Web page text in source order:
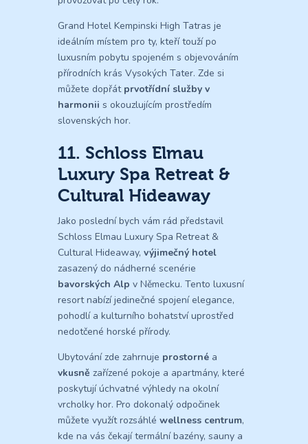
Grand Hotel Kempinski High Tatras je
ideálním místem pro ty, kteří touží po
luxusním pobytu spojeném s objevováním
přírodních krás Vysokých Tater. Zde si
můžete dopřát prvotřídní služby v
harmonii s okouzlujícím prostředím
slovenských hor.
11. Schloss Elmau
Luxury Spa Retreat &
Cultural Hideaway
Jako poslední bych vám rád představil
Schloss Elmau Luxury Spa Retreat &
Cultural Hideaway, výjimečný hotel
zasazený do nádherné scenérie
bavorských Alp v Německu. Tento luxusní
resort nabízí jedinečné spojení elegance,
pohodlí a kulturního bohatství uprostřed
nedotčené horské přírody.
Ubytování zde zahrnuje prostorné a
vkusně zařízené pokoje a apartmány, které
poskytují úchvatné výhledy na okolní
vrcholky hor. Pro dokonalý odpočinek
můžete využít rozsáhlé wellness centrum,
kde na vás čekají termální bazény, sauny a